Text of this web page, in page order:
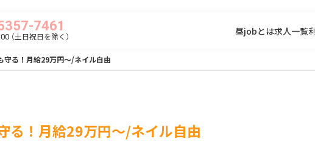
7461
（土日祝日を除く） 昼jobとは求人一覧
守る！月給29万円～/ネイル自由
る！月給29万円～/ネイル自由